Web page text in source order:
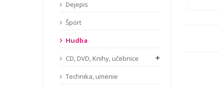
Dejepis
Šport
Hudba
CD, DVD, Knihy, učebnice
Technika, umenie